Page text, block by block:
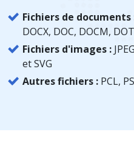
Fichiers de documents
DOCX, DOC, DOCM,
Fichiers d'images :
et SVG
Autres fichiers : PCL,